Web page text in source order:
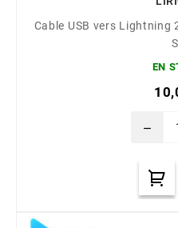
Cable USB vers Lightning
EN
remove